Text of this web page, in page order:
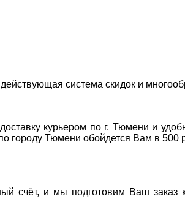
система скидок и
курьером по г. Тюмени и
городу Тюмени обойдется Вам в 500
счёт, и мы подготовим Ваш заказ